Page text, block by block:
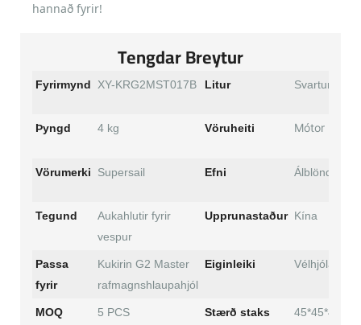
hannað fyrir!
Tengdar Breytur
Fyrirmynd XY-KRG2MST017B Litur Svartur
Þyngd 4 kg Vöruheiti Mótor
Vörumerki Supersail Efni Álblöndu
Tegund
Aukahlutir fyrir
vespur
Upprunastaður Kína
Passa
fyrir
Kukirin G2 Master
rafmagnshlaupahjól
Eiginleiki Vélhjólahlutir
MOQ 5 PCS
Stærð staks
45*45*45 cm